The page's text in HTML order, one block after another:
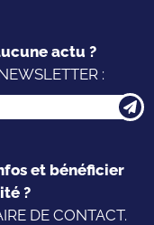
actu ?
:
et bénéficier
?
DE CONTACT.